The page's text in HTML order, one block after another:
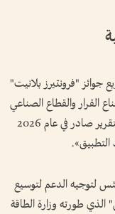
جوائز "فرونتيرز بلانيت"
تجمع صناع القرار والقطاع الصناعي
لتسريع تبني الحلول. وقد عززت الجائزة هذا الرابط بتقرير صادر في عام 2026
لتوجيه الدعم لتوسيع
الذي طورته وزارة الطاقة